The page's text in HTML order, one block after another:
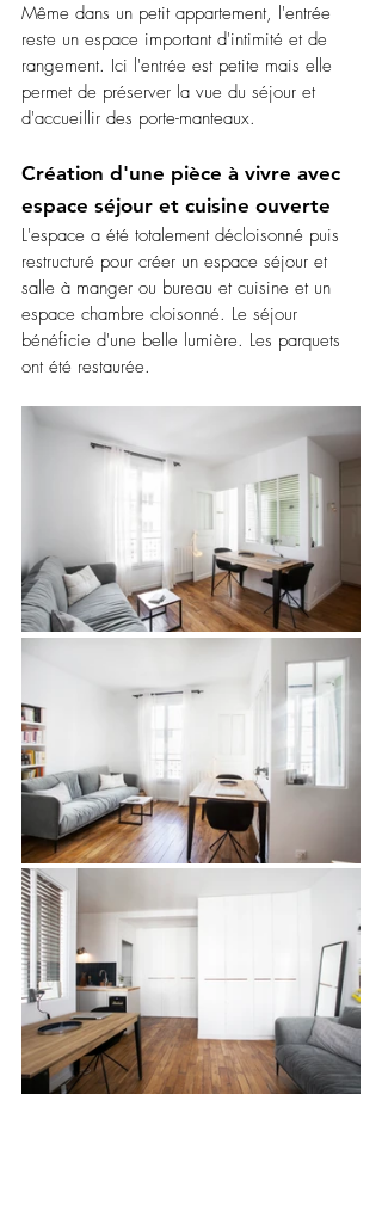
Même dans un petit appartement, l'entrée
reste un espace important d'intimité et de
rangement. Ici l'entrée est petite mais elle
permet de préserver la vue du séjour et
d'accueillir des porte-manteaux.
Création d'une pièce à vivre avec
espace séjour et cuisine ouverte
L'espace a été totalement décloisonné puis
restructuré pour créer un espace séjour et
salle à manger ou bureau et cuisine et un
espace chambre cloisonné. Le séjour
bénéficie d'une belle lumière. Les parquets
ont été restaurée.